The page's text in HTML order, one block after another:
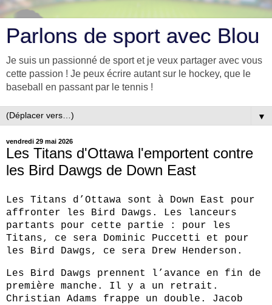
Parlons de sport avec Blou
Je suis un passionné de sport et je veux partager avec vous
cette passion ! Je peux écrire autant sur le hockey, que le
baseball en passant par le tennis !
▼
vendredi 29 mai 2026
Les Titans d'Ottawa l'emportent contre
les Bird Dawgs de Down East
Les Titans d’Ottawa sont à Down East pour
affronter les Bird Dawgs. Les lanceurs
partants pour cette partie : pour les
Titans, ce sera Dominic Puccetti et pour
les Bird Dawgs, ce sera Drew Henderson.
Les Bird Dawgs prennent l’avance en fin de
première manche. Il y a un retrait.
Christian Adams frappe un double. Jacob